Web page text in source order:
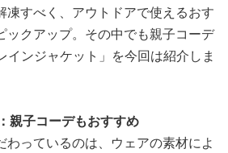
凍すべく、アウトドアで使えるおす
ックアップ。その中でも親子コーデ
インジャケット」を今回は紹介しま
親子コーデもおすすめ
わっているのは、ウェアの素材によ